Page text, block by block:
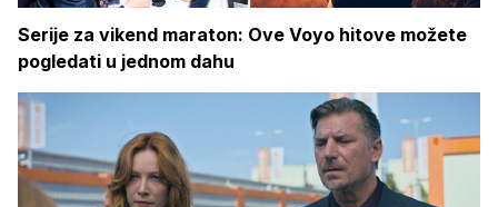
Serije za vikend maraton: Ove Voyo hitove možete
pogledati u jednom dahu